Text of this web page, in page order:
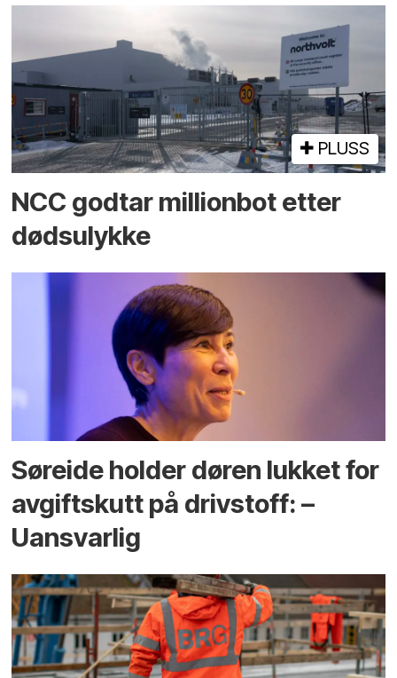
PLUSS
NCC godtar millionbot etter
dødsulykke
Søreide holder døren lukket for
avgiftskutt på drivstoff: –
Uansvarlig